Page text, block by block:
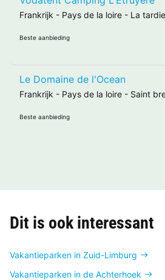
Frankrijk - Pays de la loire - La
Beste aanbieding
Le Domaine de l'Ocean
Frankrijk - Pays de la loire - Saint
Beste aanbieding
Dit is ook interessant
Vakantieparken in Zuid-Limburg
Vakantieparken in de Achterhoek